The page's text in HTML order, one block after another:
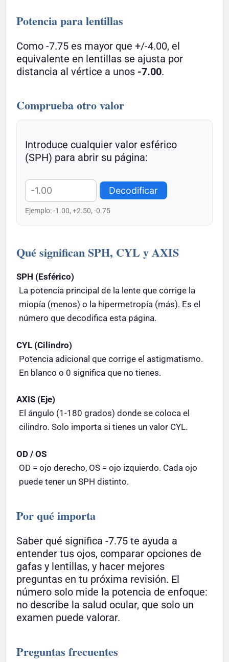
Potencia para lentillas
Como -7.75 es mayor que +/-4.00, el
equivalente en lentillas se ajusta por
distancia al vértice a unos -7.00.
Comprueba otro valor
Introduce cualquier valor esférico
(SPH) para abrir su página:
Decodificar
Ejemplo: -1.00, +2.50, -0.75
Qué significan SPH, CYL y AXIS
SPH (Esférico)
La potencia principal de la lente que corrige la
miopía (menos) o la hipermetropía (más). Es el
número que decodifica esta página.
CYL (Cilindro)
Potencia adicional que corrige el astigmatismo.
En blanco o 0 significa que no tienes.
AXIS (Eje)
El ángulo (1-180 grados) donde se coloca el
cilindro. Solo importa si tienes un valor CYL.
OD / OS
OD = ojo derecho, OS = ojo izquierdo. Cada ojo
puede tener un SPH distinto.
Por qué importa
Saber qué significa -7.75 te ayuda a
entender tus ojos, comparar opciones de
gafas y lentillas, y hacer mejores
preguntas en tu próxima revisión. El
número solo mide la potencia de enfoque:
no describe la salud ocular, que solo un
examen puede valorar.
Preguntas frecuentes